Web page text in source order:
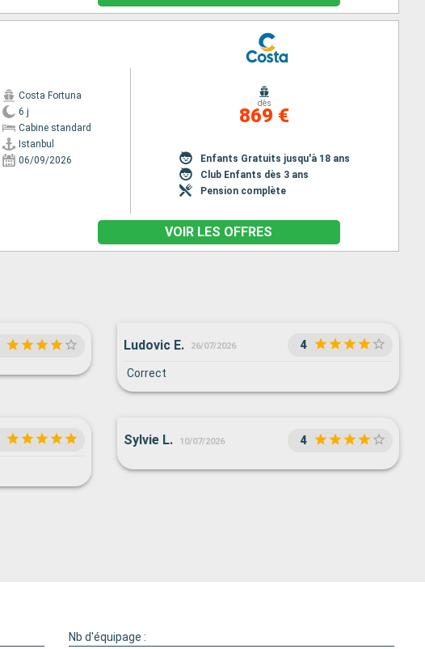
Costa Fortuna
6 j
Cabine standard
Istanbul
06/09/2026
dès
869 €
Enfants Gratuits jusqu'à 18 ans
Club Enfants dès 3 ans
Pension complète
VOIR LES OFFRES
Ludovic E. 26/07/2026 4
Correct
Sylvie L. 10/07/2026 4
Nb d'équipage :